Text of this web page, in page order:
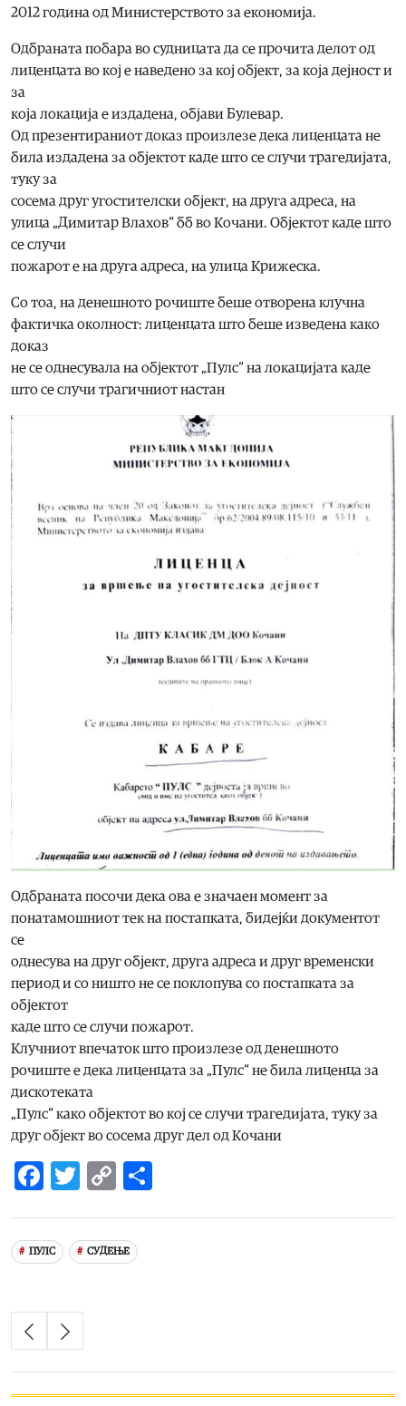
2012 година од Министерството за економија.
Одбраната побара во судницата да се прочита делот од
лиценцата во кој е наведено за кој објект, за која дејност и
за
која локација е издадена, објави Булевар.
Од презентираниот доказ произлезе дека лиценцата не
била издадена за објектот каде што се случи трагедијата,
туку за
сосема друг угостителски објект, на друга адреса, на
улица „Димитар Влахов“ бб во Кочани. Објектот каде што
се случи
пожарот е на друга адреса, на улица Крижеска.
Со тоа, на денешното рочиште беше отворена клучна
фактичка околност: лиценцата што беше изведена како
доказ
не се однесувала на објектот „Пулс“ на локацијата каде
што се случи трагичниот настан
Одбраната посочи дека ова е значаен момент за
понатамошниот тек на постапката, бидејќи документот
се
однесува на друг објект, друга адреса и друг временски
период и со ништо не се поклопува со постапката за
објектот
каде што се случи пожарот.
Клучниот впечаток што произлезе од денешното
рочиште е дека лиценцата за „Пулс“ не била лиценца за
дискотеката
„Пулс“ како објектот во кој се случи трагедијата, туку за
друг објект во сосема друг дел од Кочани
Facebook
Twitter
Copy
ПУЛС СУДЕЊЕ